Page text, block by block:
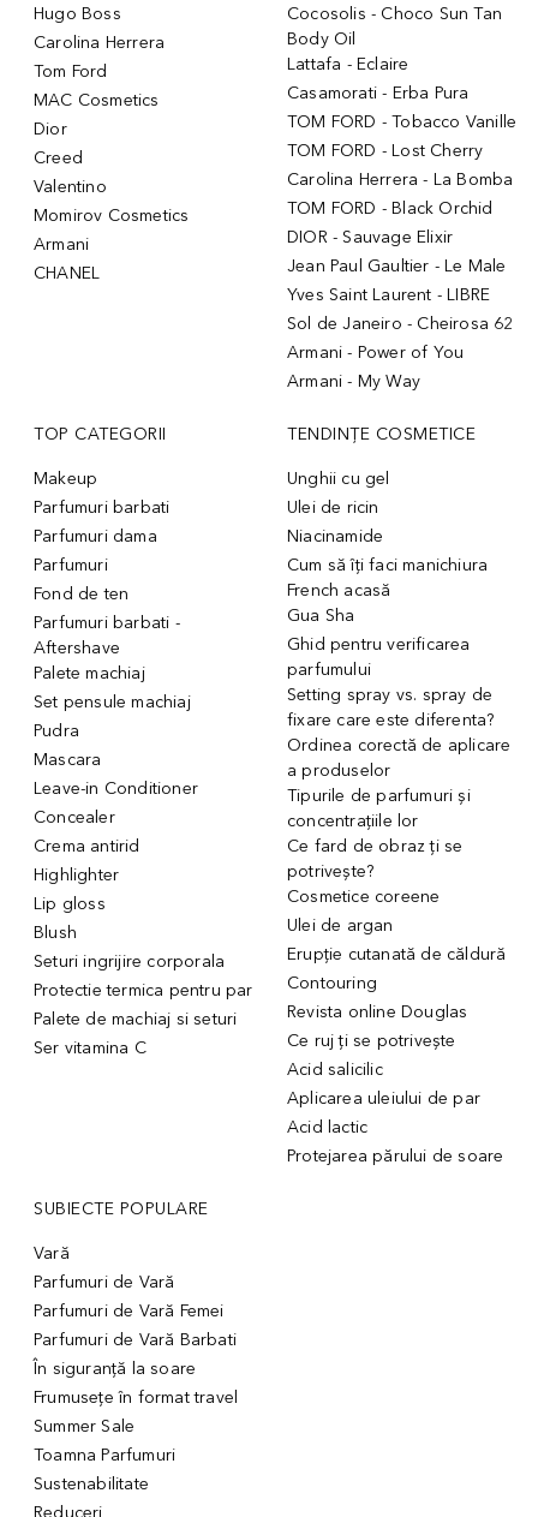
Hugo Boss
Carolina Herrera
Tom Ford
MAC Cosmetics
Dior
Creed
Valentino
Momirov Cosmetics
Armani
CHANEL
Cocosolis - Choco Sun Tan
Body Oil
Lattafa - Eclaire
Casamorati - Erba Pura
TOM FORD - Tobacco Vanille
TOM FORD - Lost Cherry
Carolina Herrera - La Bomba
TOM FORD - Black Orchid
DIOR - Sauvage Elixir
Jean Paul Gaultier - Le Male
Yves Saint Laurent - LIBRE
Sol de Janeiro - Cheirosa 62
Armani - Power of You
Armani - My Way
TOP CATEGORII
Makeup
Parfumuri barbati
Parfumuri dama
Parfumuri
Fond de ten
Parfumuri barbati -
Aftershave
Palete machiaj
Set pensule machiaj
Pudra
Mascara
Leave-in Conditioner
Concealer
Crema antirid
Highlighter
Lip gloss
Blush
Seturi ingrijire corporala
Protectie termica pentru par
Palete de machiaj si seturi
Ser vitamina C
TENDINȚE COSMETICE
Unghii cu gel
Ulei de ricin
Niacinamide
Cum să îți faci manichiura
French acasă
Gua Sha
Ghid pentru verificarea
parfumului
Setting spray vs. spray de
fixare care este diferenta?
Ordinea corectă de aplicare
a produselor
Tipurile de parfumuri și
concentrațiile lor
Ce fard de obraz ți se
potrivește?
Cosmetice coreene
Ulei de argan
Erupție cutanată de căldură
Contouring
Revista online Douglas
Ce ruj ți se potrivește
Acid salicilic
Aplicarea uleiului de par
Acid lactic
Protejarea părului de soare
SUBIECTE POPULARE
Vară
Parfumuri de Vară
Parfumuri de Vară Femei
Parfumuri de Vară Barbati
În siguranță la soare
Frumusețe în format travel
Summer Sale
Toamna Parfumuri
Sustenabilitate
Reduceri